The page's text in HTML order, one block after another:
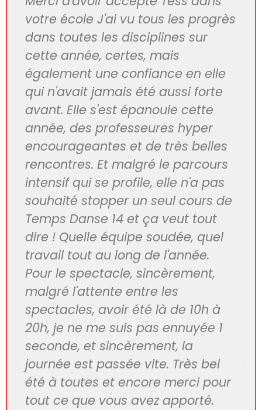
pour les magnifiques spectacles
que vous nous avez proposés
dimanche dernier. Chaque année,
nous sommes absolument
conquis. Cette année, nous avons
été encore plus éblouis que les
années précédentes. Nous étions
13 et avons tous été frappés pour
différentes raisons par la beauté,
l'originalité, l'intelligence et la
diversité des chorégraphies. J'ai
particulièrement apprécié le
thème de la Femme et la grande
variété des figures féminies
choisies pour incarner ce thème.
Vous contribuez merveilleusement
à l'éducation de nos enfants en
leur apprenant à danser tout en
leur ouvrant l'esprit et en les
aidant à s'épanouir dans leur tête
et dans leur corps. Pour tout cela,
je vous suis vraiment